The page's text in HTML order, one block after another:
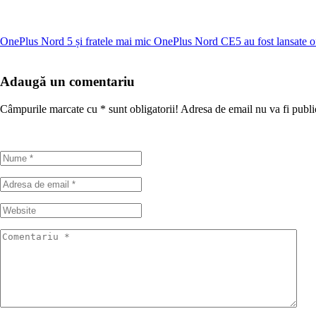
OnePlus Nord 5 și fratele mai mic OnePlus Nord CE5 au fost lansate
Adaugă un comentariu
Câmpurile marcate cu * sunt obligatorii! Adresa de email nu va fi